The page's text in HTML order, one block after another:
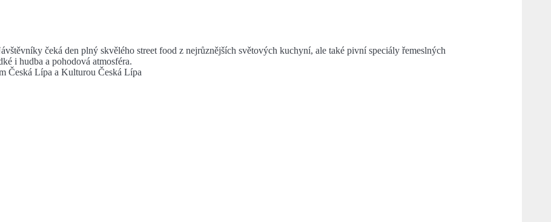
čeká den plný skvělého street food z nejrůznějších světových kuchyní, ale také pivní speciály řemeslných
i hudba a pohodová atmosféra.
Česká Lípa a Kulturou Česká Lípa